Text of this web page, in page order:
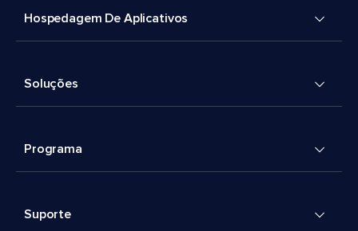
Hospedagem De Aplicativos
Soluções
Programa
Suporte